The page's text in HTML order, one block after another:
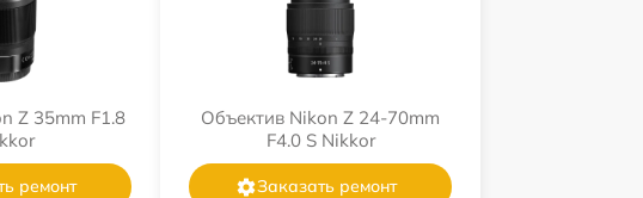
Z 35mm F1.8
ремонт
Объектив Nikon Z 24-70mm
F4.0 S Nikkor
Заказать ремонт